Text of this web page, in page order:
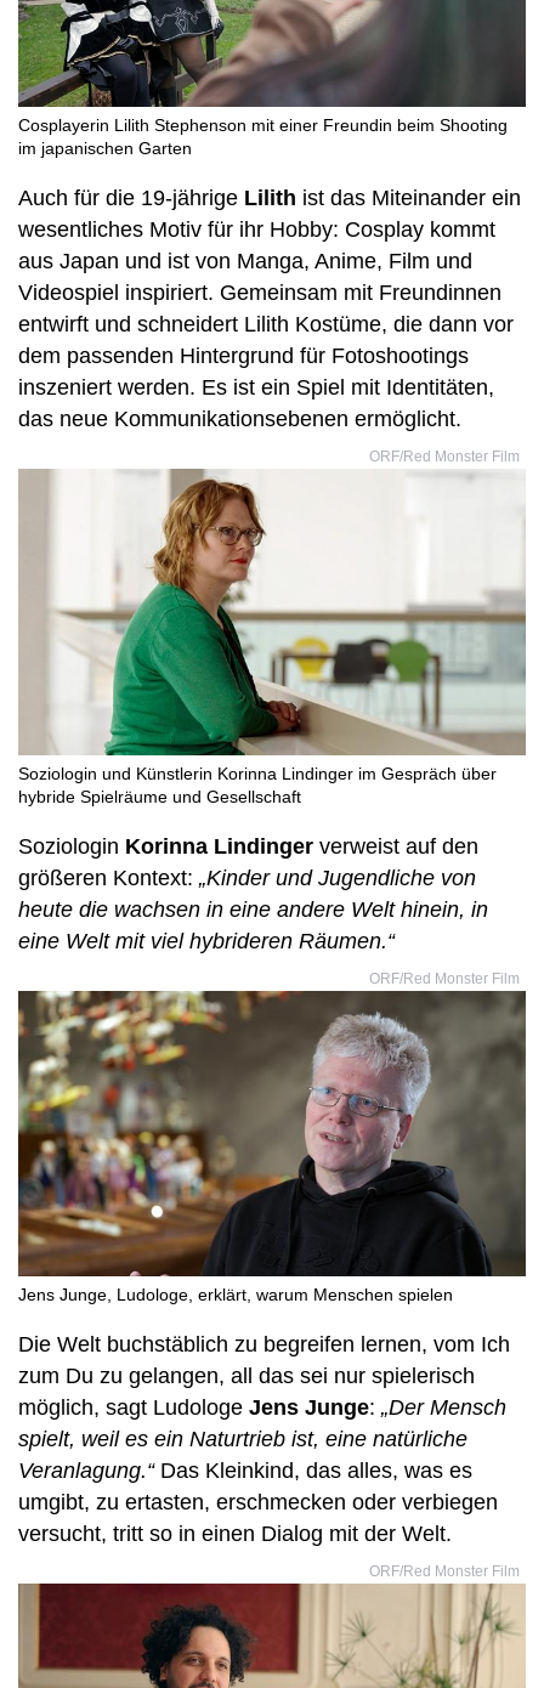
Cosplayerin Lilith Stephenson mit einer Freundin beim Shooting
im japanischen Garten
Auch für die 19-jährige Lilith ist das Miteinander ein
wesentliches Motiv für ihr Hobby: Cosplay kommt
aus Japan und ist von Manga, Anime, Film und
Videospiel inspiriert. Gemeinsam mit Freundinnen
entwirft und schneidert Lilith Kostüme, die dann vor
dem passenden Hintergrund für Fotoshootings
inszeniert werden. Es ist ein Spiel mit Identitäten,
das neue Kommunikationsebenen ermöglicht.
ORF/Red Monster Film
Soziologin und Künstlerin Korinna Lindinger im Gespräch über
hybride Spielräume und Gesellschaft
Soziologin Korinna Lindinger verweist auf den
größeren Kontext: „Kinder und Jugendliche von
heute die wachsen in eine andere Welt hinein, in
eine Welt mit viel hybrideren Räumen.“
ORF/Red Monster Film
Jens Junge, Ludologe, erklärt, warum Menschen spielen
Die Welt buchstäblich zu begreifen lernen, vom Ich
zum Du zu gelangen, all das sei nur spielerisch
möglich, sagt Ludologe Jens Junge: „Der Mensch
spielt, weil es ein Naturtrieb ist, eine natürliche
Veranlagung.“Das Kleinkind, das alles, was es
umgibt, zu ertasten, erschmecken oder verbiegen
versucht, tritt so in einen Dialog mit der Welt.
ORF/Red Monster Film